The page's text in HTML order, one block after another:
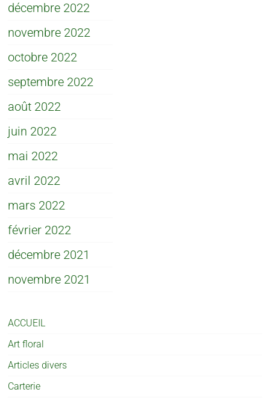
décembre 2022
novembre 2022
octobre 2022
septembre 2022
août 2022
juin 2022
mai 2022
avril 2022
mars 2022
février 2022
décembre 2021
novembre 2021
ACCUEIL
Art floral
Articles divers
Carterie